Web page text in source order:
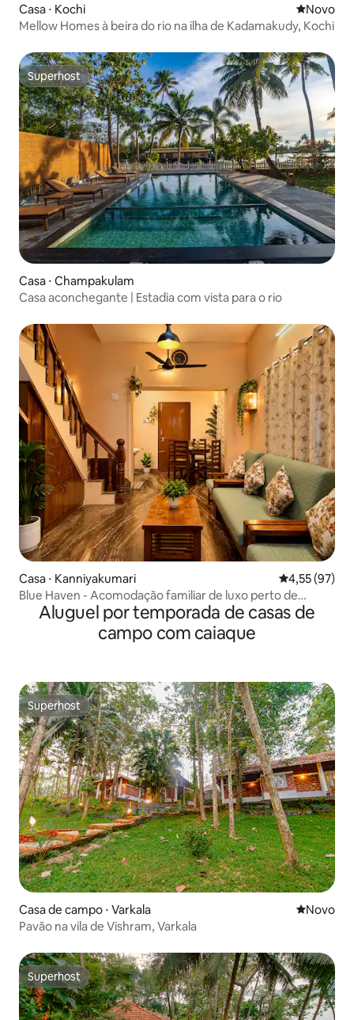
Casa ⋅ Kochi Novo
Novo
Mellow Homes à beira do rio na ilha de Kadamakudy, Kochi
Superhost
Superhost
Casa ⋅ Champakulam
Casa aconchegante | Estadia com vista para o rio
Casa ⋅ Kanniyakumari 4,55 de uma
4,55 (97)
Blue Haven - Acomodação familiar de luxo perto de
Sunrise Point
Aluguel por temporada de casas de
campo com caiaque
Superhost
Superhost
Casa de campo ⋅ Varkala Novo
Novo
Pavão na vila de Vishram, Varkala
Superhost
Superhost